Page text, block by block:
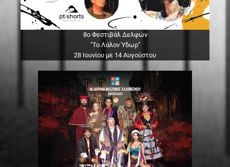
8ο Φεστιβάλ Δελφών
"Το Λάλον Ύδωρ"
28 Ιουνίου με 14 Αυγούστου